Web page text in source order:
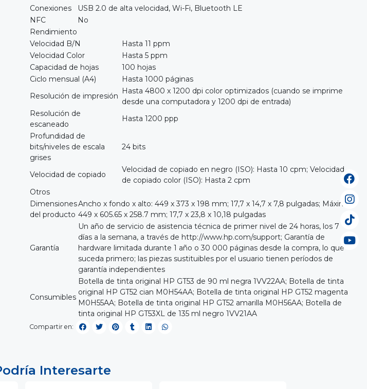
Conexiones
USB 2.0 de alta velocidad, Wi-Fi, Bluetooth LE
NFC
No
Rendimiento
Velocidad B/N
Hasta 11 ppm
Velocidad Color
Hasta 5 ppm
Capacidad de hojas
100 hojas
Ciclo mensual (A4)
Hasta 1000 páginas
Resolución de impresión
Hasta 4800 x 1200 dpi color optimizados (cuando se imprime
desde una computadora y 1200 dpi de entrada)
Resolución de
escaneado
Hasta 1200 ppp
Profundidad de
bits/niveles de escala
grises
24 bits
Velocidad de copiado
Velocidad de copiado en negro (ISO): Hasta 10 cpm; Velocidad
de copiado color (ISO): Hasta 2 cpm
Otros
Dimensiones
del producto
Ancho x fondo x alto: 449 x 373 x 198 mm; 17,7 x 14,7 x 7,8 pulgadas; Máximo:
449 x 605.65 x 258.7 mm; 17,7 x 23,8 x 10,18 pulgadas
Garantía
Un año de servicio de asistencia técnica de primer nivel de 24 horas, los 7
días a la semana, a través de http://www.hp.com/support; Garantía de
hardware limitada durante 1 año o 30 000 páginas desde la compra, lo que
suceda primero; las piezas sustituibles por el usuario tienen períodos de
garantía independientes
Consumibles
Botella de tinta original HP GT53 de 90 ml negra 1VV22AA; Botella de tinta
original HP GT52 cian M0H54AA; Botella de tinta original HP GT52 magenta
M0H55AA; Botella de tinta original HP GT52 amarilla M0H56AA; Botella de
tinta original HP GT53XL de 135 ml negro 1VV21AA
Compartir en:
Interesarte